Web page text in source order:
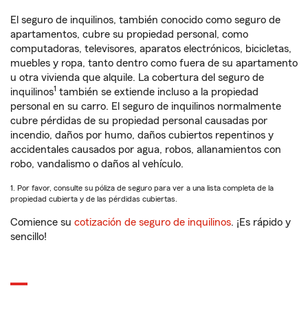
El seguro de inquilinos, también conocido como seguro de
apartamentos, cubre su propiedad personal, como
computadoras, televisores, aparatos electrónicos, bicicletas,
muebles y ropa, tanto dentro como fuera de su apartamento
u otra vivienda que alquile. La cobertura del seguro de
inquilinos1 también se extiende incluso a la propiedad
personal en su carro. El seguro de inquilinos normalmente
cubre pérdidas de su propiedad personal causadas por
incendio, daños por humo, daños cubiertos repentinos y
accidentales causados por agua, robos, allanamientos con
robo, vandalismo o daños al vehículo.
1. Por favor, consulte su póliza de seguro para ver a una lista completa de la
propiedad cubierta y de las pérdidas cubiertas.
Comience su cotización de seguro de inquilinos. ¡Es rápido y
sencillo!